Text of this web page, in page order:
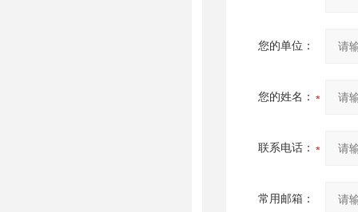
您的单位：
您的姓名：
联系电话：
常用邮箱：